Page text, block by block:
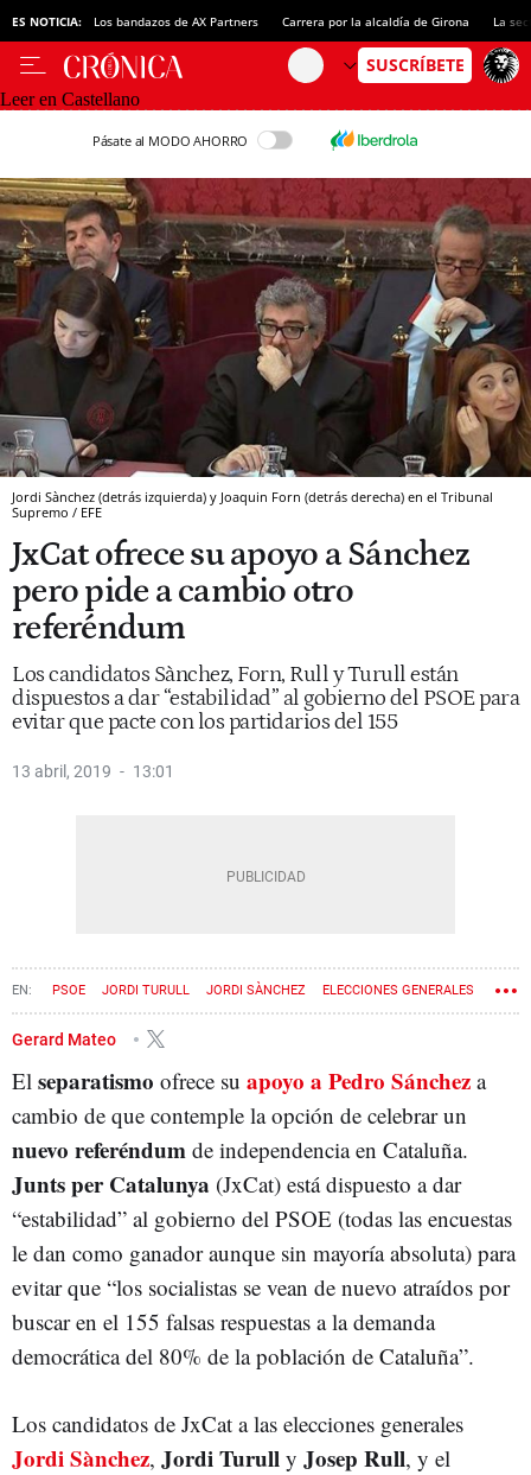
ES NOTICIA: Los bandazos de AX Partners Carrera por la alcaldía de Girona La
Leer en Castellano
Pásate al MODO AHORRO
Jordi Sànchez (detrás izquierda) y Joaquin Forn (detrás derecha) en el Tribunal
Supremo / EFE
JxCat ofrece su apoyo a Sánchez
pero pide a cambio otro
referéndum
Los candidatos Sànchez, Forn, Rull y Turull están
dispuestos a dar “estabilidad” al gobierno del PSOE para
evitar que pacte con los partidarios del 155
13 abril, 2019 13:01
PSOE JORDI TURULL JORDI SÀNCHEZ ELECCIONES GENERALES
JOSEP RULL JOAQUIM FORN
Gerard Mateo
El separatismo ofrece su apoyo a Pedro Sánchez a
cambio de que contemple la opción de celebrar un
nuevo referéndum de independencia en Cataluña.
Junts per Catalunya (JxCat) está dispuesto a dar
“estabilidad” al gobierno del PSOE (todas las encuestas
le dan como ganador aunque sin mayoría absoluta) para
evitar que “los socialistas se vean de nuevo atraídos por
buscar en el 155 falsas respuestas a la demanda
democrática del 80% de la población de Cataluña”.
Los candidatos de JxCat a las elecciones generales
Jordi Sànchez, Jordi Turull y Josep Rull, y el